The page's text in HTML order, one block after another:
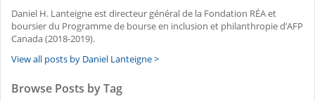
Daniel H. Lanteigne est directeur général de la Fondation RÉA et
boursier du Programme de bourse en inclusion et philanthropie d’AFP
Canada (2018-2019).
View all posts by Daniel Lanteigne >
Browse Posts by Tag